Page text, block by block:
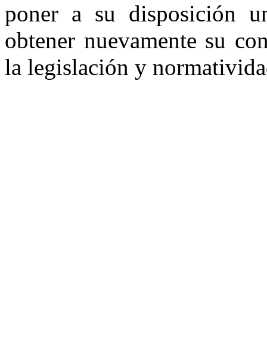
poner a su disposición
obtener nuevamente su
la legislación y